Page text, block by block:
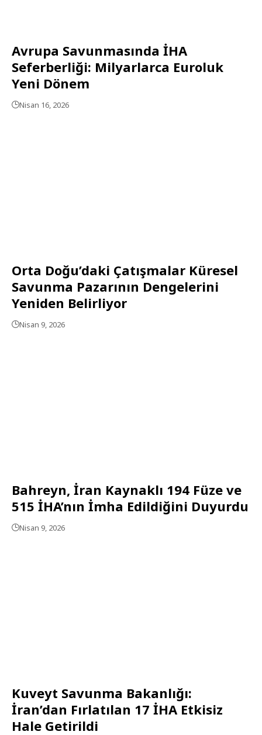
Avrupa Savunmasında İHA
Seferberliği: Milyarlarca Euroluk
Yeni Dönem
Nisan 16, 2026
Orta Doğu’daki Çatışmalar Küresel
Savunma Pazarının Dengelerini
Yeniden Belirliyor
Nisan 9, 2026
Bahreyn, İran Kaynaklı 194 Füze ve
515 İHA’nın İmha Edildiğini Duyurdu
Nisan 9, 2026
Kuveyt Savunma Bakanlığı:
İran’dan Fırlatılan 17 İHA Etkisiz
Hale Getirildi